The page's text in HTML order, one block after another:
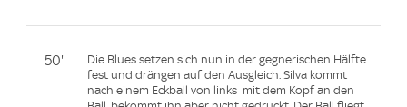
50'
Die Blues setzen sich nun in der gegnerischen Hälfte
fest und drängen auf den Ausgleich. Silva kommt
nach einem Eckball von links mit dem Kopf an den